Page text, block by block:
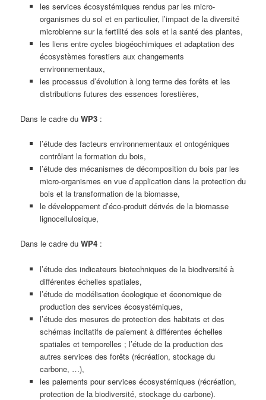
les services écosystémiques rendus par les micro-
organismes du sol et en particulier, l’impact de la diversité
microbienne sur la fertilité des sols et la santé des plantes,
les liens entre cycles biogéochimiques et adaptation des
écosystèmes forestiers aux changements
environnementaux,
les processus d’évolution à long terme des forêts et les
distributions futures des essences forestières,
Dans le cadre duWP3 :
l’étude des facteurs environnementaux et ontogéniques
contrôlant la formation du bois,
l’étude des mécanismes de décomposition du bois par les
micro-organismes en vue d’application dans la protection du
bois et la transformation de la biomasse,
le développement d’éco-produit dérivés de la biomasse
lignocellulosique,
Dans le cadre duWP4 :
l’étude des indicateurs biotechniques de la biodiversité à
différentes échelles spatiales,
l’étude de modélisation écologique et économique de
production des services écosystémiques,
l’étude des mesures de protection des habitats et des
schémas incitatifs de paiement à différentes échelles
spatiales et temporelles ; l’étude de la production des
autres services des forêts (récréation, stockage du
carbone, …),
les paiements pour services écosystémiques (récréation,
protection de la biodiversité, stockage du carbone).